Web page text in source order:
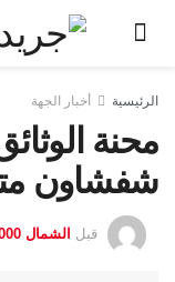
الرئيسية أخبار الجهة
محنة
شفشاون
قبل الشمال 2000